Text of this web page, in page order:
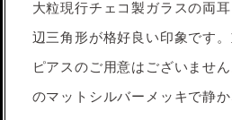
大粒現行チェコ製ガラスの両
辺三角形が格好良い印象です
ピアスのご用意はございませ
のマットシルバーメッキで静